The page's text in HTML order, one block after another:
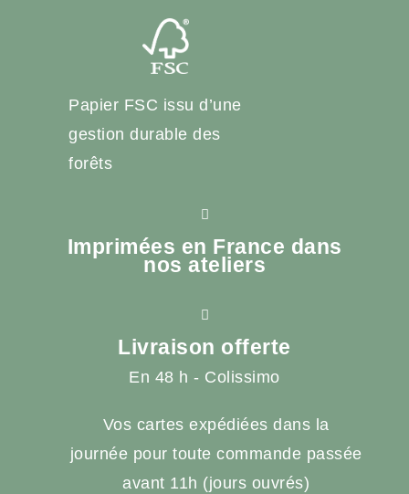
Papier FSC issu d’une
gestion durable des
forêts
Imprimées en France dans
nos ateliers
Livraison offerte
En 48 h - Colissimo
Vos cartes expédiées dans la
journée pour toute commande passée
avant 11h (jours ouvrés)